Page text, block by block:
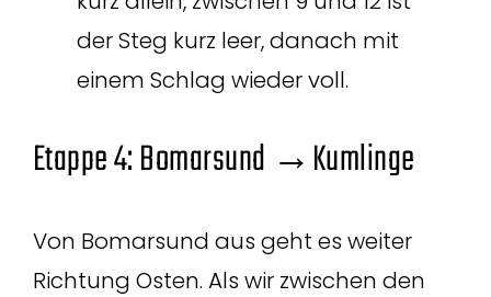
der Steg kurz leer, danach mit
einem Schlag wieder voll.
Etappe 4: Bomarsund →Kumlinge
Von Bomarsund aus geht es weiter
Richtung Osten. Als wir zwischen den